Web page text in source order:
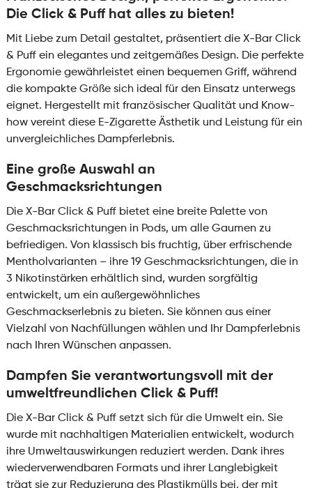
Die Click & Puff hat alles zu bieten!
Mit Liebe zum Detail gestaltet, präsentiert die X-Bar Click
& Puff ein elegantes und zeitgemäßes Design. Die perfekte
Ergonomie gewährleistet einen bequemen Griff, während
die kompakte Größe sich ideal für den Einsatz unterwegs
eignet. Hergestellt mit französischer Qualität und Know-
how vereint diese E-Zigarette Ästhetik und Leistung für ein
unvergleichliches Dampferlebnis.
Eine große Auswahl an
Geschmacksrichtungen
Die X-Bar Click & Puff bietet eine breite Palette von
Geschmacksrichtungen in Pods, um alle Gaumen zu
befriedigen. Von klassisch bis fruchtig, über erfrischende
Mentholvarianten – ihre 19 Geschmacksrichtungen, die in
3 Nikotinstärken erhältlich sind, wurden sorgfältig
entwickelt, um ein außergewöhnliches
Geschmackserlebnis zu bieten. Sie können aus einer
Vielzahl von Nachfüllungen wählen und Ihr Dampferlebnis
nach Ihren Wünschen anpassen.
Dampfen Sie verantwortungsvoll mit der
umweltfreundlichen Click & Puff!
Die X-Bar Click & Puff setzt sich für die Umwelt ein. Sie
wurde mit nachhaltigen Materialien entwickelt, wodurch
ihre Umweltauswirkungen reduziert werden. Dank ihres
wiederverwendbaren Formats und ihrer Langlebigkeit
trägt sie zur Reduzierung des Plastikmülls bei, der mit